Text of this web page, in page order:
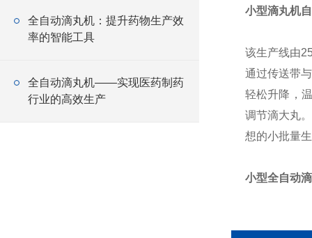
全自动滴丸机：提升药物生产效
率的智能工具
全自动滴丸机——实现医药制药
行业的高效生产
小型滴丸机
该生产线由
通过传送带
轻松升降，
调节滴大丸
想的小批量
小型全自动